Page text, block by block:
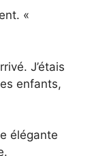
«
J’étais
enfants,
élégante